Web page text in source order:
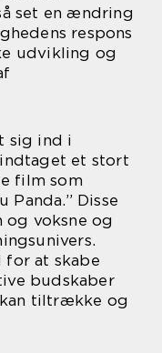
set en ændring
respons
udvikling og
sig ind i
et stort
film som
Panda.” Disse
voksne og
for at skabe
budskaber
tiltrække og